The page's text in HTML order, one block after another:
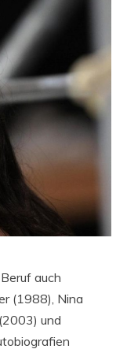
auch
(1988), Nina
und